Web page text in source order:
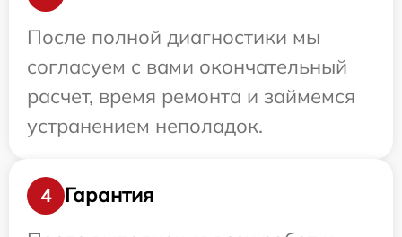
После полной диагностики мы
согласуем с вами окончательный
расчет, время ремонта и займемся
устранением неполадок.
4
Гарантия